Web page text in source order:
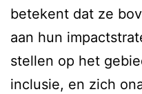
betekent dat ze
aan hun
stellen op het
inclusie, en zich